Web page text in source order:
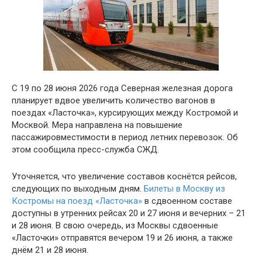
С 19 по 28 июня 2026 года Северная железная дорога
планирует вдвое увеличить количество вагонов в
поездах «Ласточка», курсирующих между Костромой и
Москвой. Мера направлена на повышение
пассажировместимости в период летних перевозок. Об
этом сообщила пресс-служба СЖД.
Уточняется, что увеличение составов коснётся рейсов,
следующих по выходным дням. Билеты в Москву из
Костромы на поезд «Ласточка» в сдвоенном составе
доступны в утренних рейсах 20 и 27 июня и вечерних – 21
и 28 июня. В свою очередь, из Москвы сдвоенные
«Ласточки» отправятся вечером 19 и 26 июня, а также
днём 21 и 28 июня.